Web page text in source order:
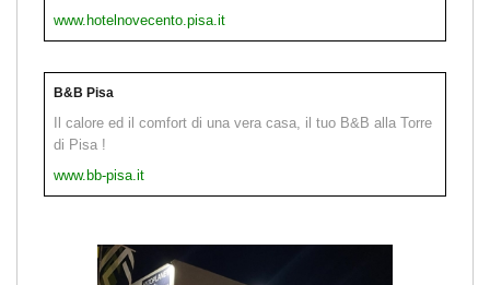
www.hotelnovecento.pisa.it
B&B Pisa
Il calore ed il comfort di una vera casa, il tuo B&B alla Torre
di Pisa !
www.bb-pisa.it